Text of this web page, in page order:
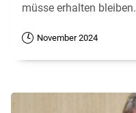
müsse erhalten bleiben.
November 2024